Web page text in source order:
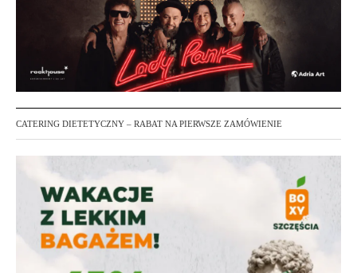
CATERING DIETETYCZNY – RABAT NA PIERWSZE ZAMÓWIENIE